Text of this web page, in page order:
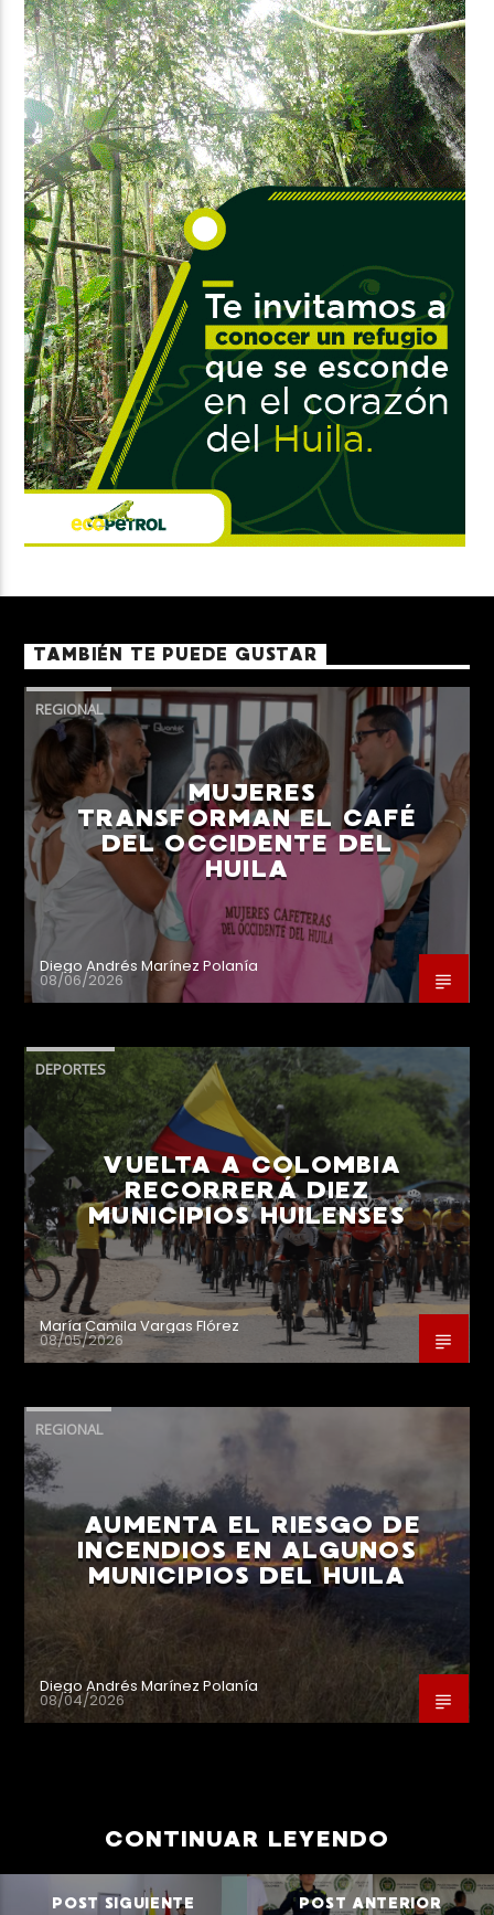
TAMBIÉN TE PUEDE GUSTAR
REGIONAL
MUJERES
TRANSFORMAN EL CAFÉ
DEL OCCIDENTE DEL
HUILA
Diego Andrés Marínez Polanía
08/06/2026
DEPORTES
VUELTA A COLOMBIA
RECORRERÁ DIEZ
MUNICIPIOS HUILENSES
María Camila Vargas Flórez
08/05/2026
REGIONAL
AUMENTA EL RIESGO DE
INCENDIOS EN ALGUNOS
MUNICIPIOS DEL HUILA
Diego Andrés Marínez Polanía
08/04/2026
CONTINUAR LEYENDO
POST SIGUIENTE POST ANTERIOR